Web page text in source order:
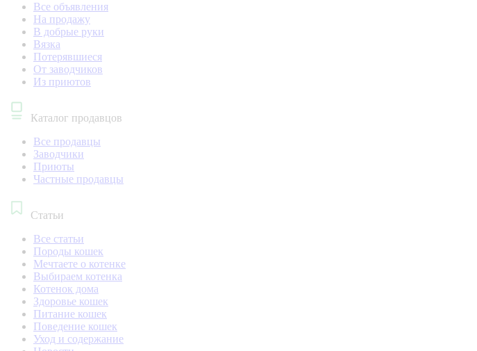
Все объявления
На продажу
В добрые руки
Вязка
Потерявшиеся
От заводчиков
Из приютов
Каталог продавцов
Все продавцы
Заводчики
Приюты
Частные продавцы
Статьи
Все статьи
Породы кошек
Мечтаете о котенке
Выбираем котенка
Котенок дома
Здоровье кошек
Питание кошек
Поведение кошек
Уход и содержание